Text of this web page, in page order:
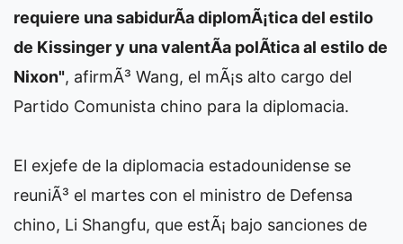
requiere una sabidurÃ­a diplomÃ¡tica del estilo
de Kissinger y una valentÃ­a polÃ­tica al estilo de
Nixon", afirmÃ³ Wang, el mÃ¡s alto cargo del
Partido Comunista chino para la diplomacia.
El exjefe de la diplomacia estadounidense se
reuniÃ³ el martes con el ministro de Defensa
chino, Li Shangfu, que estÃ¡ bajo sanciones de